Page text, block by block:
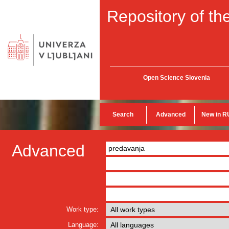
Repository of
Open Science Slovenia
Search Advanced New in
Advanced
Work type:
Language: